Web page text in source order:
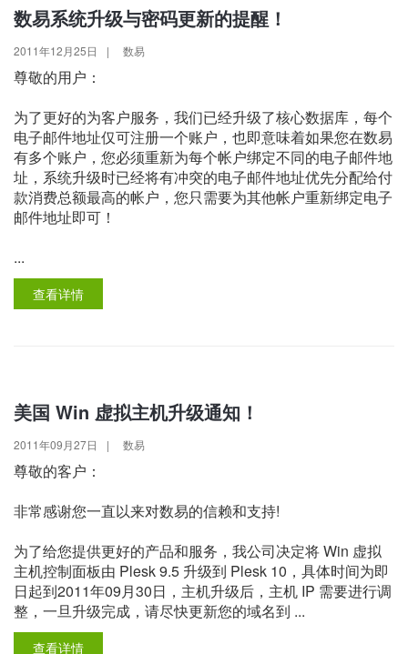
数易系统升级与密码更新的提醒！
2011年12月25日 | 数易
尊敬的用户：
为了更好的为客户服务，我们已经升级了核心数据库，每个
电子邮件地址仅可注册一个账户，也即意味着如果您在数易
有多个账户，您必须重新为每个帐户绑定不同的电子邮件地
址，系统升级时已经将有冲突的电子邮件地址优先分配给付
款消费总额最高的帐户，您只需要为其他帐户重新绑定电子
邮件地址即可！
...
查看详情
美国 Win 虚拟主机升级通知！
2011年09月27日 | 数易
尊敬的客户：
非常感谢您一直以来对数易的信赖和支持!
为了给您提供更好的产品和服务，我公司决定将 Win 虚拟
主机控制面板由 Plesk 9.5 升级到 Plesk 10，具体时间为即
日起到2011年09月30日，主机升级后，主机 IP 需要进行调
整，一旦升级完成，请尽快更新您的域名到 ...
查看详情